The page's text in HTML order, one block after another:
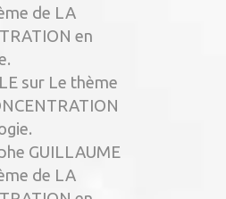
de LA
en
sur Le thème
GUILLAUME
de LA